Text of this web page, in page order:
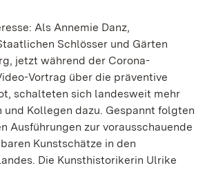
Als Annemie Danz,
Schlösser und Gärten
jetzt während der Corona-
Vortrag über die präventive
schalteten sich landesweit mehr
und Kollegen dazu. Gespannt folgten
Ausführungen zur vorausschauende
Kunstschätze in den
Die Kunsthistorikerin Ulrike